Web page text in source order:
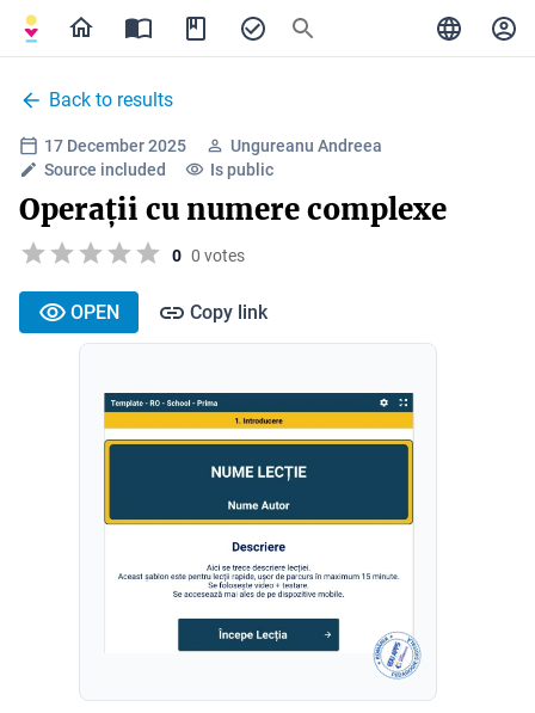
Back to results
17 December 2025
Ungureanu Andreea
Source included
Is public
Operații cu numere complexe
0 0 votes
OPEN Copy link